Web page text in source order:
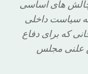
چالش های اساسی
سیاست داخلی
که برای دفاع
علنی مجلس